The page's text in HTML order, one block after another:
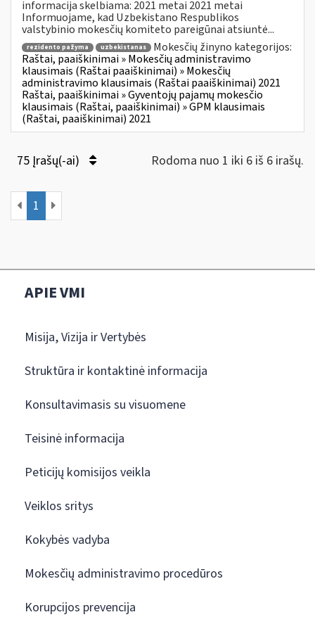
informacija skelbiama: 2021 metai 2021 metai
Informuojame, kad Uzbekistano Respublikos
valstybinio mokesčių komiteto pareigūnai atsiuntė...
rezidento pažyma uzbekistanas
Mokesčių žinyno kategorijos:
Raštai, paaiškinimai » Mokesčių administravimo
klausimais (Raštai paaiškinimai) » Mokesčių
administravimo klausimais (Raštai paaiškinimai) 2021
Raštai, paaiškinimai » Gyventojų pajamų mokesčio
klausimais (Raštai, paaiškinimai) » GPM klausimais
(Raštai, paaiškinimai) 2021
75 Įrašų(-ai) Rodoma nuo 1 iki 6 iš 6 irašų.
1
APIE VMI
Misija, Vizija ir Vertybės
Struktūra ir kontaktinė informacija
Konsultavimasis su visuomene
Teisinė informacija
Peticijų komisijos veikla
Veiklos sritys
Kokybės vadyba
Mokesčių administravimo procedūros
Korupcijos prevencija